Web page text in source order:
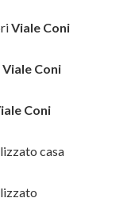
Viale Coni
Viale Coni
Coni
casa